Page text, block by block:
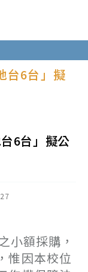
台6台」擬
6台」擬公
小額採購，
惟因本校位